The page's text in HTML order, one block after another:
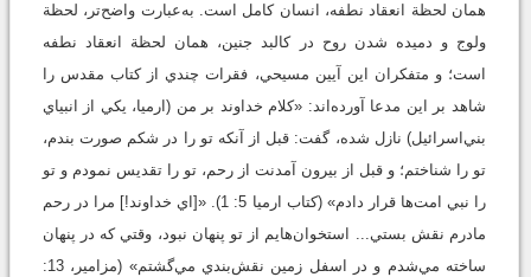
همان لحظة انعقاد نطفه، انسان کامل است. به‌عبارت واضح‌تر، لحظة
ولوج و دميده شدن روح در کالبد جنين، همان لحظة انعقاد نطفه
است؛ و متفکران اين آیين مسيحي، فقرات چندي از کتاب مقدس را
شاهد بر اين مدعا آورده‌اند: «کلام خداوند بر من (ارميا، يکي از انبياي
بني‌اسرائيل) نازل شده، گفت: قبل از آنکه تو را در شکم صورت بندم،
تو را شناختم؛ و قبل از بيرون آمدنت از رحم، تو را تقديس نمودم و تو
را نبي امت‌ها قرار دادم» (کتاب ارميا 5: 1). «[اي خداوند!] مرا در رحم
مادرم نقش بستي... استخوان‌هايم از تو پنهان نبود، وقتي که در پنهان
ساخته مي‌شدم و در اسفل زمين نقش‌بندي مي‌گشتم» (مزامير، 13: